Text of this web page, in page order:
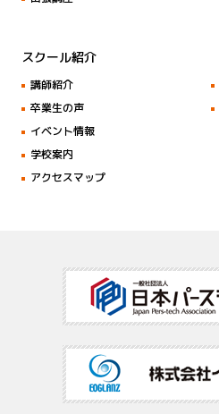
スクール紹介
講師紹介
卒業生の声
イベント情報
学校案内
アクセスマップ